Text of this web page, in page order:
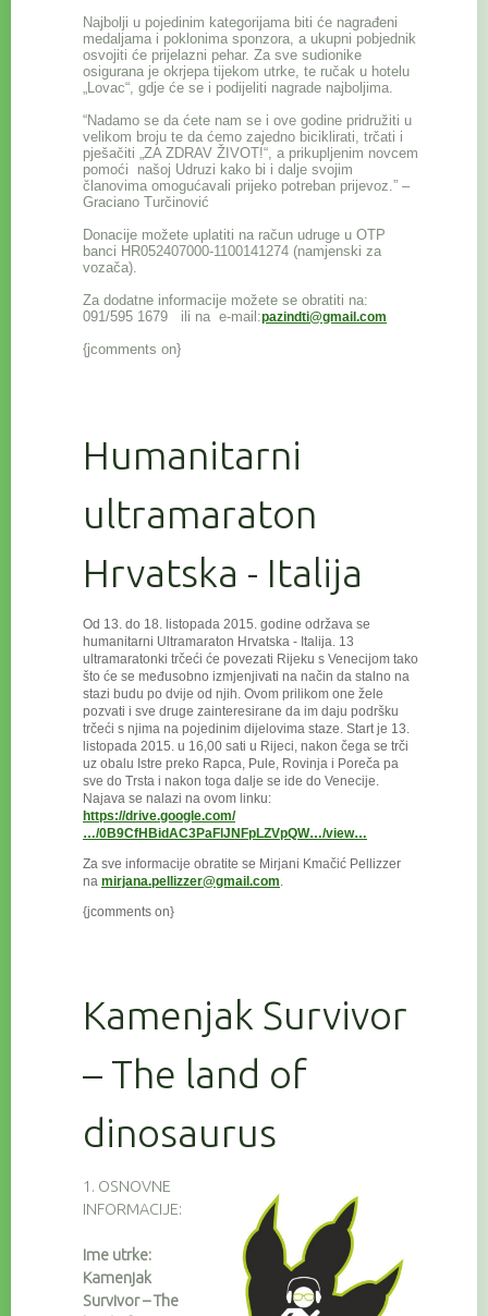
Najbolji u pojedinim kategorijama biti će nagrađeni
medaljama i poklonima sponzora, a ukupni pobjednik
osvojiti će prijelazni pehar. Za sve sudionike
osigurana je okrjepa tijekom utrke, te ručak u hotelu
„Lovac“, gdje će se i podijeliti nagrade najboljima.
“Nadamo se da ćete nam se i ove godine pridružiti u
velikom broju te da ćemo zajedno biciklirati, trčati i
pješačiti „ZA ZDRAV ŽIVOT!“, a prikupljenim novcem
pomoći našoj Udruzi kako bi i dalje svojim
članovima omogućavali prijeko potreban prijevoz.” –
Graciano Turčinović
Donacije možete uplatiti na račun udruge u OTP
banci HR052407000-1100141274 (namjenski za
vozača).
Za dodatne informacije možete se obratiti na:
091/595 1679 ili na e-mail:pazindti@gmail.com
{jcomments on}
Humanitarni
ultramaraton
Hrvatska - Italija
Od 13. do 18. listopada 2015. godine održava se
humanitarni Ultramaraton Hrvatska - Italija. 13
ultramaratonki trčeći će povezati Rijeku s Venecijom tako
što će se međusobno izmjenjivati na način da stalno na
stazi budu po dvije od njih. Ovom prilikom one žele
pozvati i sve druge zainteresirane da im daju podršku
trčeći s njima na pojedinim dijelovima staze. Start je 13.
listopada 2015. u 16,00 sati u Rijeci, nakon čega se trči
uz obalu Istre preko Rapca, Pule, Rovinja i Poreča pa
sve do Trsta i nakon toga dalje se ide do Venecije.
Najava se nalazi na ovom linku:
https://drive.google.com/
…/0B9CfHBidAC3PaFlJNFpLZVpQW…/view…
Za sve informacije obratite se Mirjani Kmačić Pellizzer
na mirjana.pellizzer@gmail.com.
{jcomments on}
Kamenjak Survivor
– The land of
dinosaurus
1. OSNOVNE
INFORMACIJE:
Ime utrke:
Kamenjak
Survivor – The